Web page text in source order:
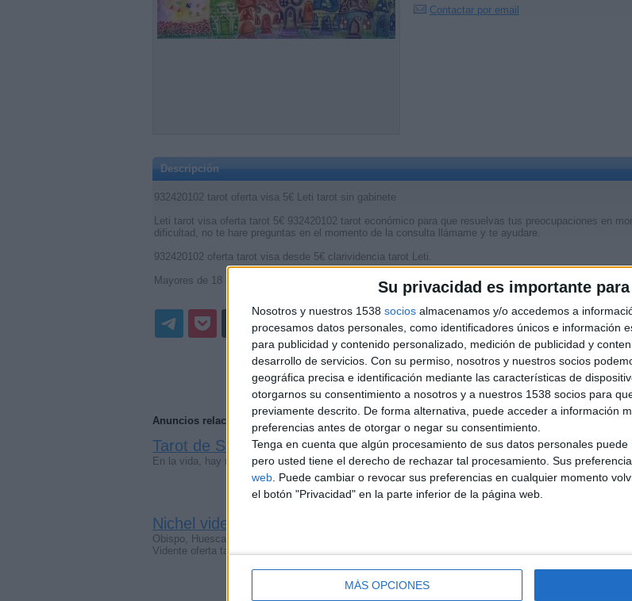
Su privacidad es importante
Nosotros y nuestros 1538 socios almacenamos y/o accedemos a
procesamos datos personales, como identificadores únicos e información
para publicidad y contenido personalizado, medición de publicidad y
desarrollo de servicios. Con su permiso, nosotros y nuestros socios
geográfica precisa e identificación mediante las características de
otorgarnos su consentimiento a nosotros y a nuestros 1538 socios para
previamente descrito. De forma alternativa, puede acceder a información
preferencias antes de otorgar o negar su consentimiento.
Tenga en cuenta que algún procesamiento de sus datos personales
pero usted tiene el derecho de rechazar tal procesamiento. Sus
web . Puede cambiar o revocar sus preferencias en cualquier momento
el botón "Privacidad" en la parte inferior de la página web.
MÁS OPCIONES
Contactar por email
Descripción
932420102 tarot oferta visa 5€ Leti tarot sin gabinete
Leti tarot visa oferta tarot 5€ 932420102 tarot económico para que resuelvas tus preocupaciones en
dificultad, no te hare preguntas en el momento de la consulta llámame y te ayudare.
932420102 oferta tarot visa desde 5€ clarividencia tarot Leti.
Mayores de 18 años…..
Anuncios relacionados
Tarot de Sofía. 30 minutos 10 euros. Visa(Barcelona)
En la vida, hay momentos en los que se pierde la esperanza. Sobretodo con asuntos del corazón. La…
Nichel vidente nacimiento 806.099.091 tarot oferta 24h 0,42€r.f.
Obispo, Huesca)
Vidente oferta tarot barato Nichel 806.099.091 tarot económico para que te puedas orientar en estos…